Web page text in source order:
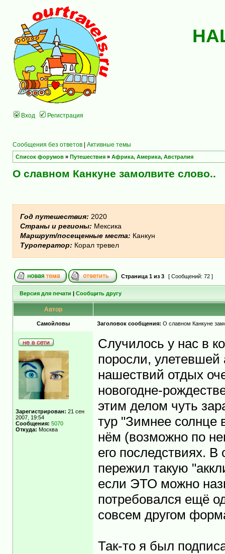
Вход Регистрация
Сообщения без ответов | Активные темы
Список форумов » Путешествия » Африка, Америка, Австралия
О славном Канкуне замолвите слово..
Год путешествия: 2020
Страны и регионы: Мексика
Маршрут/посещенные места: Канкун
Туроператор: Корал тревел
Страница 1 из 3 [ Сообщений: 72 ]
Версия для печати | Сообщить другу
Автор
Самойловы Заголовок сообщения: О славном Канкуне
Зарегистрирован: 21 сен
2007, 19:54
Сообщения: 5070
Откуда: Москва
Случилось у нас в
поросли, улетевшей
нашествий отдых
новогодне-
этим делом чуть
тур "Зимнее солнце
нём (возможно по
его последствиях.
пережил такую
если ЭТО можно
потребовался ещё
совсем другом
Так-то я был